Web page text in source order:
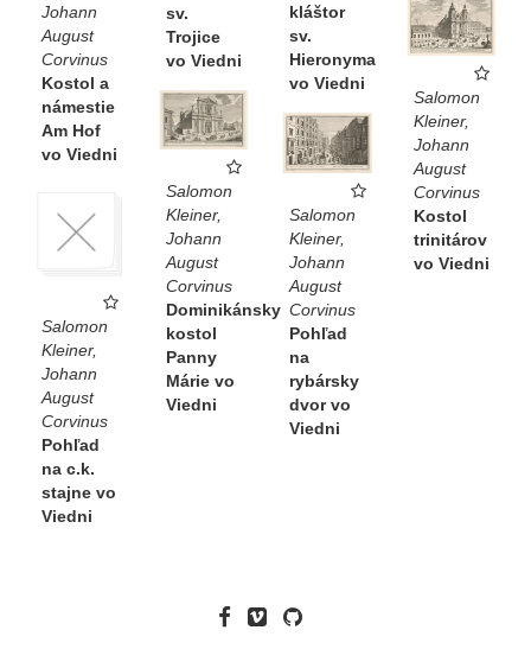
sv.
Trojice
vo Viedni
kláštor
sv.
Hieronyma
vo Viedni
Johann
August
Corvinus
Kostol a
námestie
Am Hof
vo Viedni
Salomon
Kleiner,
Johann
August
Corvinus
Kostol
trinitárov
vo Viedni
Salomon
Kleiner,
Johann
August
Corvinus
Dominikánsky
kostol
Panny
Márie vo
Viedni
Salomon
Kleiner,
Johann
August
Corvinus
Pohľad
na
rybársky
dvor vo
Viedni
Salomon
Kleiner,
Johann
August
Corvinus
Pohľad
na c.k.
stajne vo
Viedni